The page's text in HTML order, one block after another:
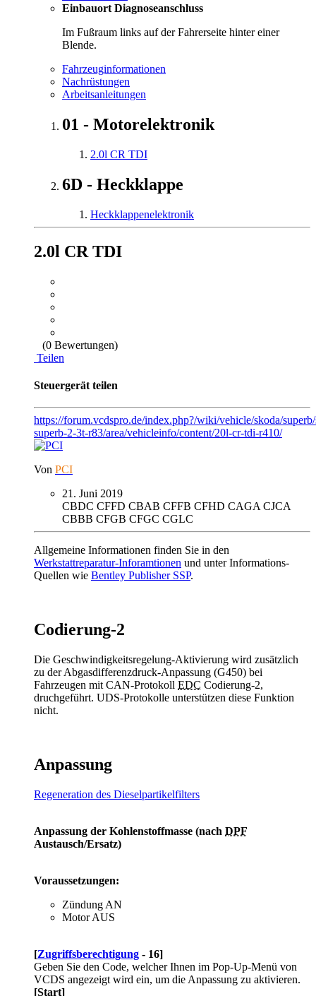
Einbauort Diagnoseanschluss
Im Fußraum links auf der Fahrerseite hinter einer
Blende.
Fahrzeuginformationen
Nachrüstungen
Arbeitsanleitungen
01 - Motorelektronik
2.0l CR TDI
6D - Heckklappe
Heckklappenelektronik
2.0l CR TDI
(0 Bewertungen)
Teilen
Steuergerät teilen
https://forum.vcdspro.de/index.php?/wiki/vehicle/skoda/
superb-2-3t-r83/area/vehicleinfo/content/20l-cr-tdi-r410/
Von PCI
21. Juni 2019
CBDC CFFD CBAB CFFB CFHD CAGA CJCA
CBBB CFGB CFGC CGLC
Allgemeine Informationen finden Sie in den
Werkstattreparatur-Inforamtionen und unter Informations-
Quellen wie Bentley Publisher SSP.
Codierung-2
Die Geschwindigkeitsregelung-Aktivierung wird zusätzlich
zu der Abgasdifferenzdruck-Anpassung (G450) bei
Fahrzeugen mit CAN-Protokoll EDC Codierung-2,
druchgeführt. UDS-Protokolle unterstützen diese Funktion
nicht.
Anpassung
Regeneration des Dieselpartikelfilters
Anpassung der Kohlenstoffmasse (nach DPF
Austausch/Ersatz)
Voraussetzungen:
Zündung AN
Motor AUS
[Zugriffsberechtigung - 16]
Geben Sie den Code, welcher Ihnen im Pop-Up-Menü von
VCDS angezeigt wird ein, um die Anpassung zu aktivieren.
[Start]